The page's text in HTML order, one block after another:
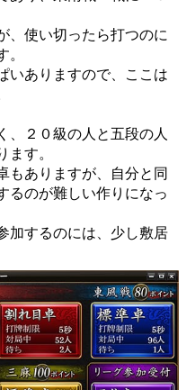
、使い切ったら打つのに
。
いありますので、ここは
、２０級の人と五段の人
ます。
もありますが、自分と同
るのが難しい作りになっ
加するのには、少し敷居